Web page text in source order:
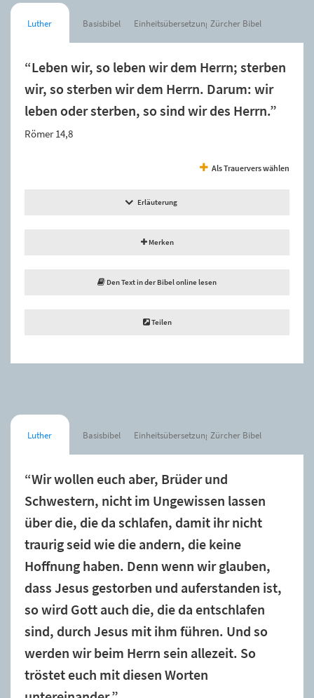
Luther Basisbibel Einheitsübersetzung Zürcher Bibel
“Leben wir, so leben wir dem Herrn; sterben
wir, so sterben wir dem Herrn. Darum: wir
leben oder sterben, so sind wir des Herrn.”
Römer 14,8
Als Trauervers wählen
Erläuterung
Merken
Den Text in der Bibel online lesen
Teilen
Luther Basisbibel Einheitsübersetzung Zürcher Bibel
“Wir wollen euch aber, Brüder und
Schwestern, nicht im Ungewissen lassen
über die, die da schlafen, damit ihr nicht
traurig seid wie die andern, die keine
Hoffnung haben. Denn wenn wir glauben,
dass Jesus gestorben und auferstanden ist,
so wird Gott auch die, die da entschlafen
sind, durch Jesus mit ihm führen. Und so
werden wir beim Herrn sein allezeit. So
tröstet euch mit diesen Worten